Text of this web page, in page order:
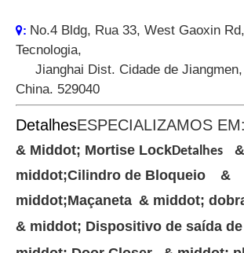
: No.4 Bldg, Rua 33, West Gaoxin
Tecnologia,
Jianghai Dist. Cidade de Jiangmen,
China. 529040
DetalhesESPECIALIZAMOS EM:
& Middot; Mortise LockDetalhes &
middot;Cilindro de Bloqueio
&
middot;Maçaneta & middot;
& middot; Dispositivo de saída